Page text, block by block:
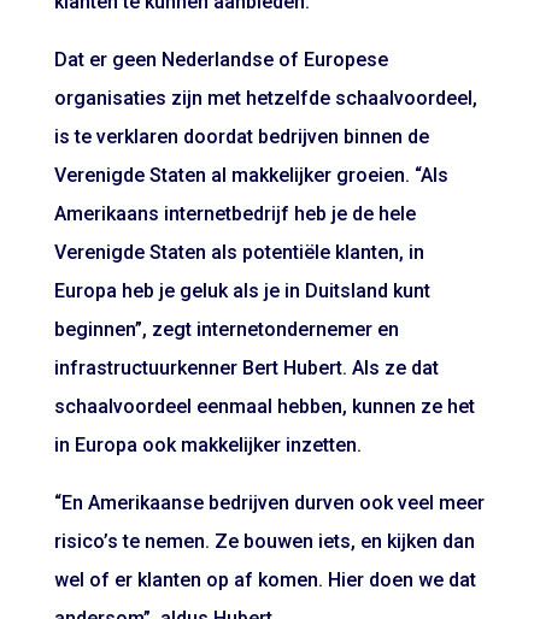
Dat er geen Nederlandse of Europese
organisaties zijn met hetzelfde schaalvoordeel,
is te verklaren doordat bedrijven binnen de
Verenigde Staten al makkelijker groeien. “Als
Amerikaans internetbedrijf heb je de hele
Verenigde Staten als potentiële klanten, in
Europa heb je geluk als je in Duitsland kunt
beginnen”, zegt internetondernemer en
infrastructuurkenner Bert Hubert. Als ze dat
schaalvoordeel eenmaal hebben, kunnen ze het
in Europa ook makkelijker inzetten.
“En Amerikaanse bedrijven durven ook veel meer
risico’s te nemen. Ze bouwen iets, en kijken dan
wel of er klanten op af komen. Hier doen we dat